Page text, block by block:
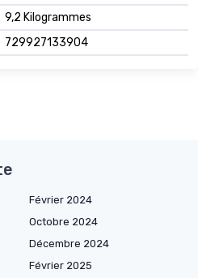
9,2 Kilogrammes
729927133904
Février 2024
Octobre 2024
Décembre 2024
Février 2025